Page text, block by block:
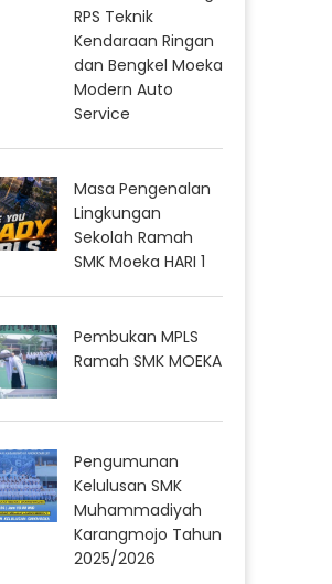
RPS Teknik
Kendaraan Ringan
dan Bengkel Moeka
Modern Auto
Service
Masa Pengenalan
Lingkungan
Sekolah Ramah
SMK Moeka HARI 1
Pembukan MPLS
Ramah SMK MOEKA
Pengumunan
Kelulusan SMK
Muhammadiyah
Karangmojo Tahun
2025/2026